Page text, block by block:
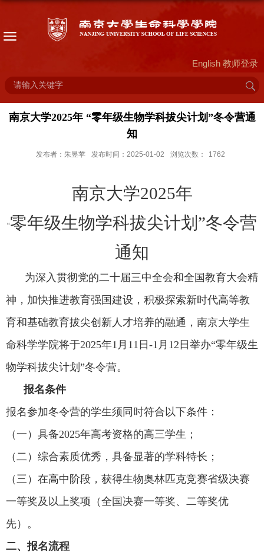
English 教师登录
南京大学2025年 “零年级生物学科拔尖计划”冬令营通
知
发布者：朱昱苹 发布时间：2025-01-02 浏览次数： 1762
南京大学2025年
“零年级生物学科拔尖计划”冬令营
通知
为深入贯彻党的二十届三中全会和全国教育大会精
神，加快推进教育强国建设，积极探索新时代高等教
育和基础教育拔尖创新人才培养的融通，南京大学生
命科学学院将于2025年1 月 11 日 -1 月 12 日举办“零年级生
物学科拔尖计划”冬令营。
报名条件
报名参加冬令营的学生须同时符合以下条件：
（一）具备2025年高考资格的高三学生；
（二）综合素质优秀，具备显著的学科特长；
（三）在高中阶段，获得生物奥林匹克竞赛省级决赛
一等奖及以上奖项（全国决赛一等奖、二等奖优
先）。
二、报名流程